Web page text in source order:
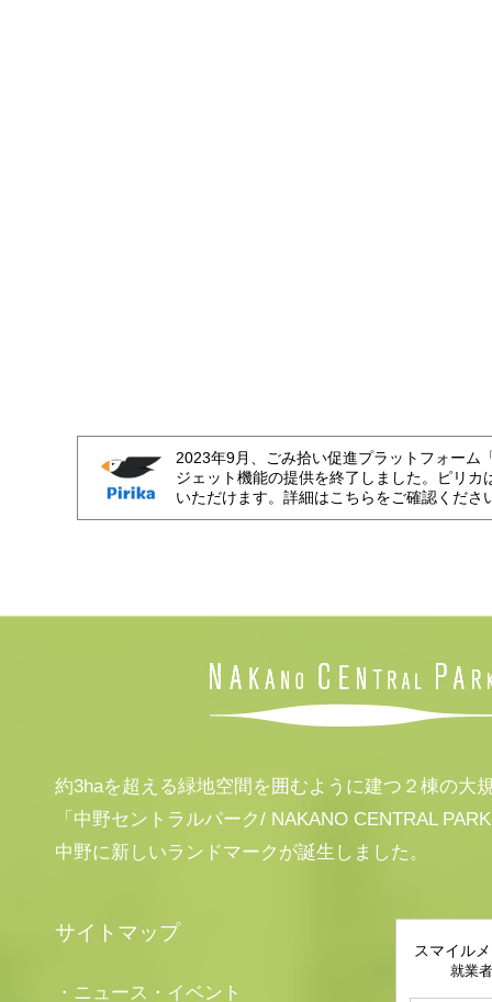
2023年9月、ごみ拾い促進プラットフォーム
ジェット機能の提供を終了しました。ピリカ
いただけます。詳細はこちらをご確認くださ
約3haを超える緑地空間を囲むように建つ２棟の大
「中野セントラルパーク/ NAKANO CENTRAL
中野に新しいランドマークが誕生しました。
サイトマップ
・ニュース・イベント
スマイル
就業